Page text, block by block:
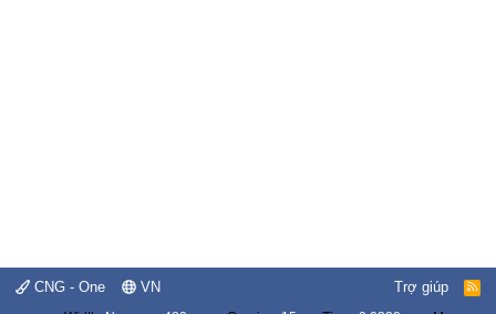
CNG - One VN Trợ giúp
R